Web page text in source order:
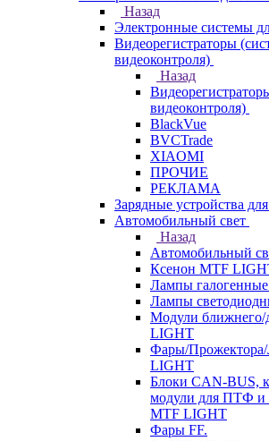
Назад
Электронные системы
Видеорегистраторы
видеоконтроля)
Назад
видеоконтроля)
BlackVue
BVCTrade
XIAOMI
ПРОЧИЕ
РЕКЛАМА
Зарядные устройства
Автомобильный свет
Назад
Автомобильный
Ксенон MTF
Лампы
Лампы
Модули ближнего/
LIGHT
Фары/
LIGHT
Блоки CAN-BUS,
модули для ПТФ и
MTF LIGHT
Фары FF.